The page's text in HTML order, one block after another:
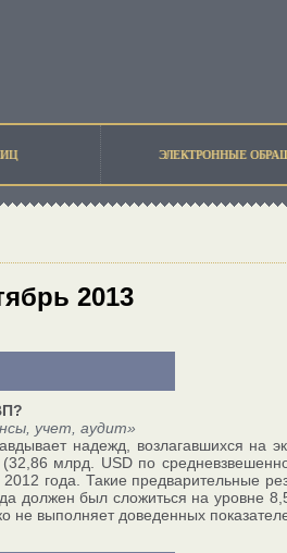
ЭЛЕКТРОННЫЕ
2013
учет, аудит»
надежд, возлагавшихся на
(32,86 млрд. USD по
года. Такие предварительные
должен был сложиться на уровне
не выполняет доведенных